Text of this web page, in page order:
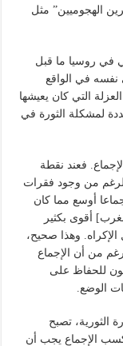
الهجوميين” مثل
في روسيا ما قبل
نفسه في الواقع
التي كان يعيشها
لمشكلة الثورة في
فعند نقطة
من وجود فقرات
أوسع مما كان
العدو [في الغرب] أقوى بكثير
وهذا صحيح،
من أن الإجماع
للحفاظ على
الوضع.
الثورية، تصبح
كسب الإجماع يجب أن